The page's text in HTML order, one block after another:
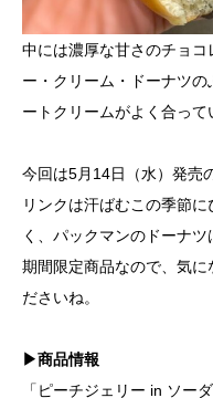
中には濃厚な甘さのチョ
ー・クリーム・ドーナツ
ートクリームがよく合って
今回は5月14日（水）発売
リンクは汗ばむこの季節
く、パックマンのドーナツ
期間限定商品なので、気に
ださいね。
▶商品情報
「ピーチジェリー in ソー